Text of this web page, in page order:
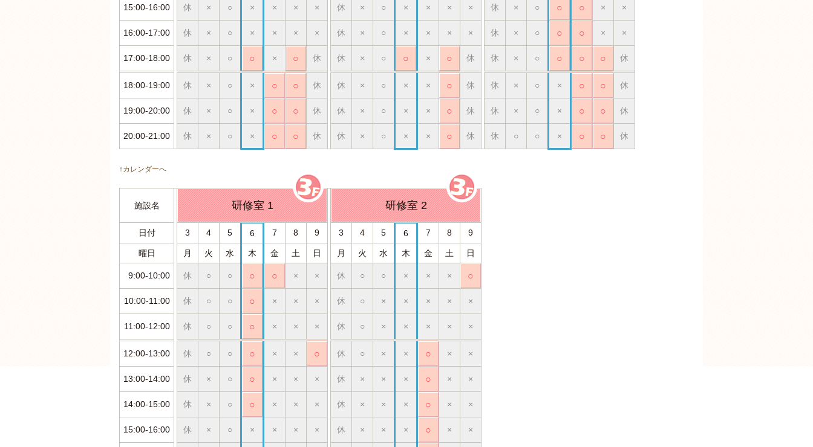
15:00-16:00 休 × ○ × × × × 休 × ○ × × × × 休 × ○ ○ ○ × ×
16:00-17:00 休 × ○ × × × × 休 × ○ × × × × 休 × ○ ○ ○ × ×
17:00-18:00 休 × ○ ○ × ○ 休 休 × ○ ○ × ○ 休 休 × ○ ○ ○ ○ 休
18:00-19:00 休 × ○ × ○ ○ 休 休 × ○ × × ○ 休 休 × ○ × ○ ○ 休
19:00-20:00 休 × ○ × ○ ○ 休 休 × ○ × × ○ 休 休 × ○ × ○ ○ 休
20:00-21:00 休 × ○ × ○ ○ 休 休 × ○ × × ○ 休 休 ○ ○ × ○ ○ 休
↑カレンダーへ
施設名 研修室 1 研修室 2
日付 3 4 5 6 7 8 9 3 4 5 6 7 8 9
曜日 月 火 水 木 金 土 日 月 火 水 木 金 土 日
9:00-10:00 休 ○ ○ ○ ○ × × 休 ○ ○ × × × ○
10:00-11:00 休 ○ ○ ○ × × × 休 ○ × × × × ×
11:00-12:00 休 ○ ○ ○ × × × 休 ○ × × × × ×
12:00-13:00 休 ○ ○ ○ × × ○ 休 ○ × × ○ × ×
13:00-14:00 休 × ○ ○ × × × 休 × × × ○ × ×
14:00-15:00 休 × ○ ○ × × × 休 × × × ○ × ×
15:00-16:00 休 × ○ × × × × 休 × × × ○ × ×